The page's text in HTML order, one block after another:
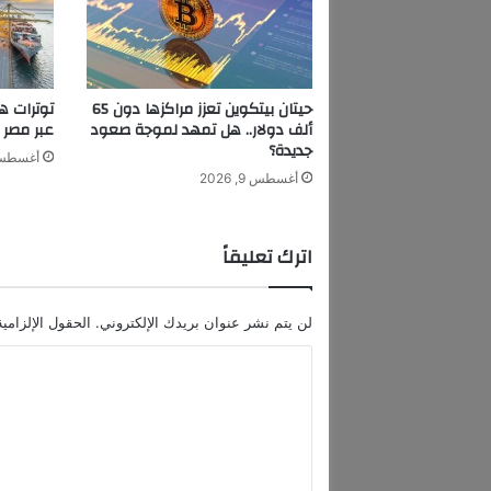
ن
س
ب
ا
م
ت
ا
ع
ب
ت
ي
حيتان بيتكوين تعزز مراكزها دون 65
ألف دولار.. هل تمهد لموجة صعود
جديدة؟
أغسطس 9, 2026
توترات
عبر مصر
أغسطس 9,
اترك تعليقاً
لن يتم نشر عنوان بريدك الإلكتروني. الحقول